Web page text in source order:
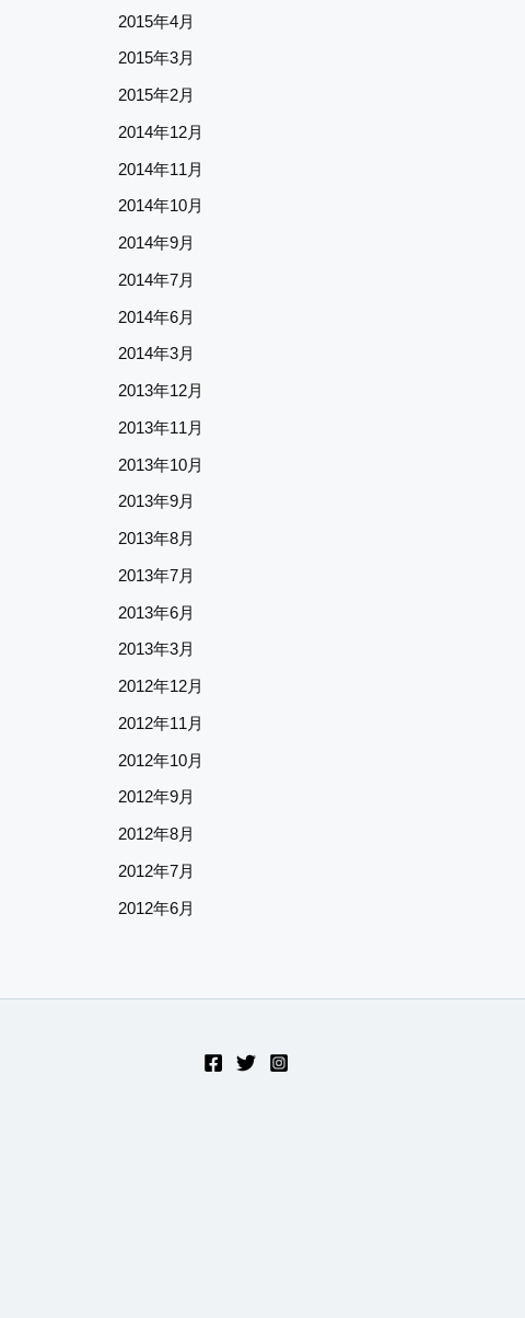
2015年4月
2015年3月
2015年2月
2014年12月
2014年11月
2014年10月
2014年9月
2014年7月
2014年6月
2014年3月
2013年12月
2013年11月
2013年10月
2013年9月
2013年8月
2013年7月
2013年6月
2013年3月
2012年12月
2012年11月
2012年10月
2012年9月
2012年8月
2012年7月
2012年6月